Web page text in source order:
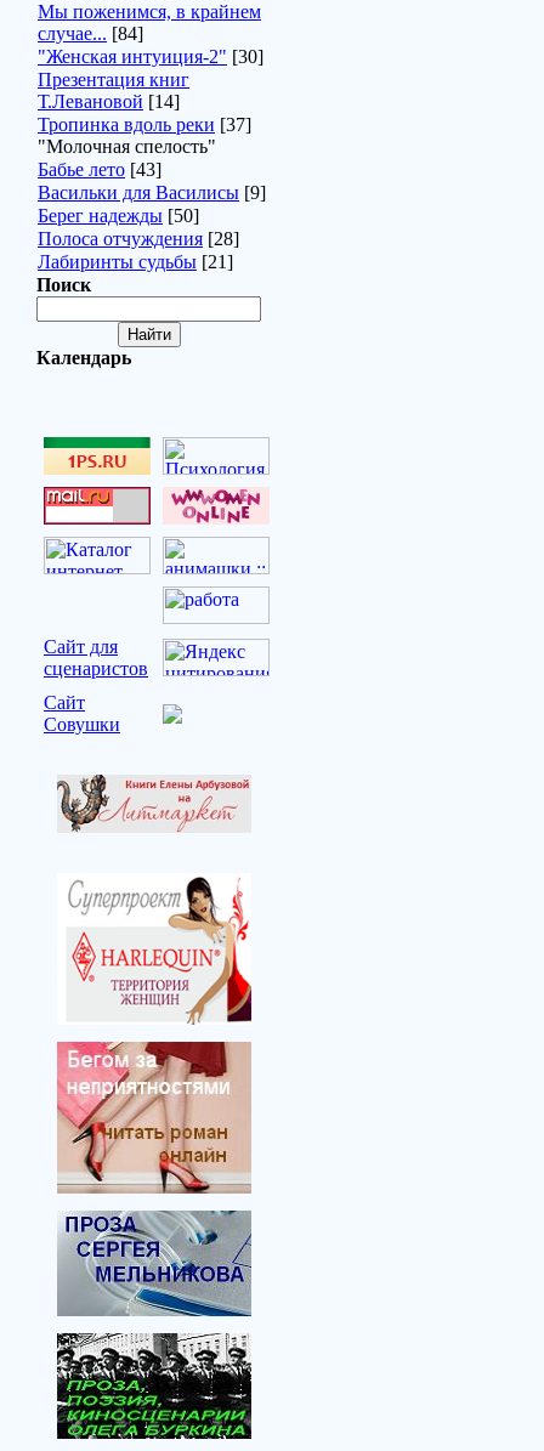
Мы поженимся, в крайнем
случае... [84]
"Женская интуиция-2" [30]
Презентация книг
Т.Левановой [14]
Тропинка вдоль реки [37]
"Молочная спелость"
Бабье лето [43]
Васильки для Василисы [9]
Берег надежды [50]
Полоса отчуждения [28]
Лабиринты судьбы [21]
Поиск
Календарь
Сайт для
сценаристов
Сайт
Совушки